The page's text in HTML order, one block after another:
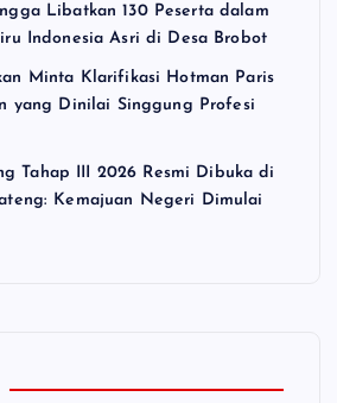
Libatkan 130 Peserta dalam
Indonesia Asri di Desa Brobot
Minta Klarifikasi Hotman Paris
yang Dinilai Singgung Profesi
Tahap III 2026 Resmi Dibuka di
Kemajuan Negeri Dimulai